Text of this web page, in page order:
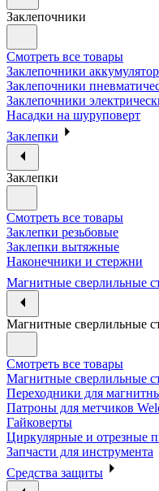
Заклепочники
Смотреть все товары
Заклепочники
Заклепочники
Заклепочники
Насадки на шуруповерт
Заклепки
Заклепки
Смотреть все товары
Заклепки резьбовые
Заклепки вытяжные
Наконечники и стержни
Магнитные сверлильные
Магнитные сверлильные
Смотреть все товары
Магнитные сверлильные
Переходники для
Патроны для метчиков
Гайковерты
Циркулярные и отрезные
Запчасти для инструмента
Средства защиты